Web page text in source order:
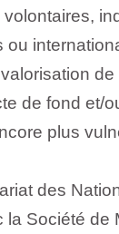
volontaires,
de
de fond et/
plus
des
Société de